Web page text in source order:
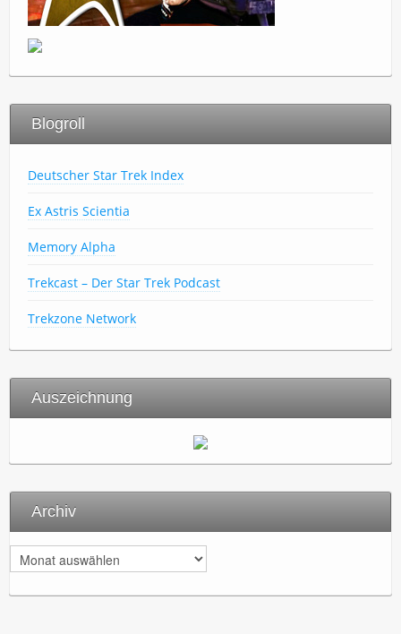
Blogroll
Deutscher Star Trek Index
Ex Astris Scientia
Memory Alpha
Trekcast – Der Star Trek Podcast
Trekzone Network
Auszeichnung
Archiv
r